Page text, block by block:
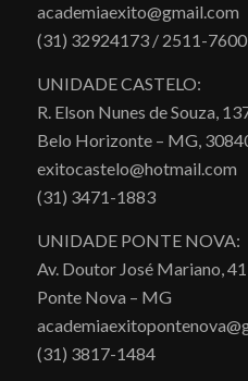
academiaexito@gmail.com
(31) 32924173 / 2511-7600
UNIDADE CASTELO:
R. Elson Nunes de Souza,
Belo Horizonte – MG,
exitocastelo@hotmail.com
(31) 3471-1883
UNIDADE PONTE NOVA:
Av. Doutor José Mariano, 41
Ponte Nova – MG
(31) 3817-1484